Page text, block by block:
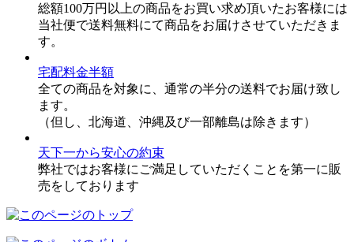
総額100万円以上の商品をお買い求め頂いたお客様には
当社便で送料無料にて商品をお届けさせていただきま
す。
宅配料金半額
全ての商品を対象に、通常の半分の送料でお届け致し
ます。
（但し、北海道、沖縄及び一部離島は除きます）
天下一から安心の約束
弊社ではお客様にご満足していただくことを第一に販
売をしております